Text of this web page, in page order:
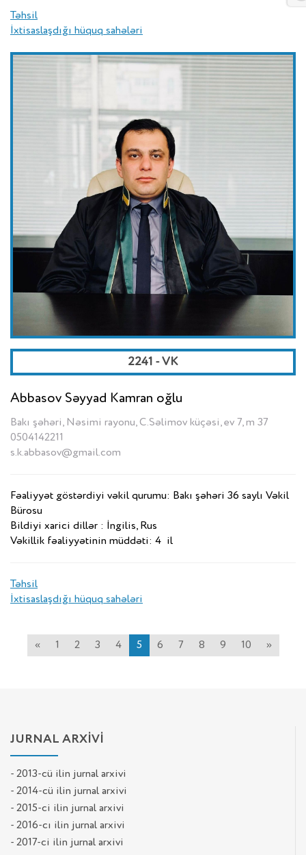
Təhsil
İxtisaslaşdığı hüquq sahələri
2241 - VK
Abbasov Səyyad Kamran oğlu
Bakı şəhəri, Nəsimi rayonu, C.Səlimov küçəsi, ev 7, m 37
0504142211
s.k.abbasov@gmail.com
Fəaliyyət göstərdiyi vəkil qurumu: Bakı şəhəri 36 saylı Vəkil
Bürosu
Bildiyi xarici dillər : İngilis, Rus
Vəkillik fəaliyyətinin müddəti: 4 il
Təhsil
İxtisaslaşdığı hüquq sahələri
« 1 2 3 4 5 6 7 8 9 10 »
JURNAL ARXİVİ
- 2013-cü ilin jurnal arxivi
- 2014-cü ilin jurnal arxivi
- 2015-ci ilin jurnal arxivi
- 2016-cı ilin jurnal arxivi
- 2017-ci ilin jurnal arxivi